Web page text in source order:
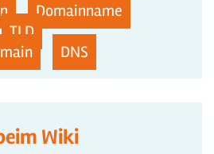
Domainname
TLD
DNS
Wiki